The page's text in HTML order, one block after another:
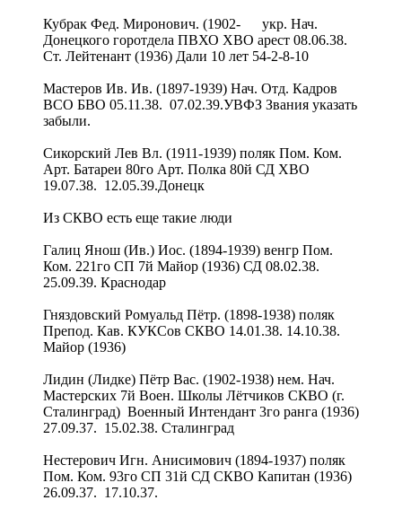
Кубрак Фед. Миронович. (1902- укр. Нач.
Донецкого горотдела ПВХО ХВО арест 08.06.38.
Ст. Лейтенант (1936) Дали 10 лет 54-2-8-10
Мастеров Ив. Ив. (1897-1939) Нач. Отд. Кадров
ВСО БВО 05.11.38. 07.02.39.УВФЗ Звания указать
забыли.
Сикорский Лев Вл. (1911-1939) поляк Пом. Ком.
Арт. Батареи 80го Арт. Полка 80й СД ХВО
19.07.38. 12.05.39.Донецк
Из СКВО есть еще такие люди
Галиц Янош (Ив.) Иос. (1894-1939) венгр Пом.
Ком. 221го СП 7й Майор (1936) СД 08.02.38.
25.09.39. Краснодар
Гняздовский Ромуальд Пётр. (1898-1938) поляк
Препод. Кав. КУКСов СКВО 14.01.38. 14.10.38.
Майор (1936)
Лидин (Лидке) Пётр Вас. (1902-1938) нем. Нач.
Мастерских 7й Воен. Школы Лётчиков СКВО (г.
Сталинград) Военный Интендант 3го ранга (1936)
27.09.37. 15.02.38. Сталинград
Нестерович Игн. Анисимович (1894-1937) поляк
Пом. Ком. 93го СП 31й СД СКВО Капитан (1936)
26.09.37. 17.10.37.